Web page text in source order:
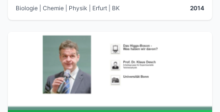
Biologie | Chemie | Physik | Erfurt | BK 2014